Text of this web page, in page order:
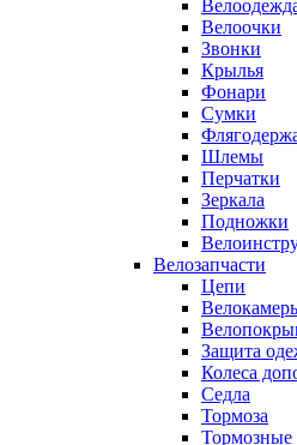
Велоочки
Звонки
Крылья
Фонари
Сумки
Шлемы
Перчатки
Зеркала
Подножки
Велозапчасти
Цепи
Защита
Колеса
Седла
Тормоза
Тормозные